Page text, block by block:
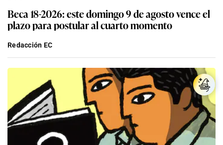
Beca 18-2026: este domingo 9 de agosto vence el
plazo para postular al cuarto momento
Redacción EC